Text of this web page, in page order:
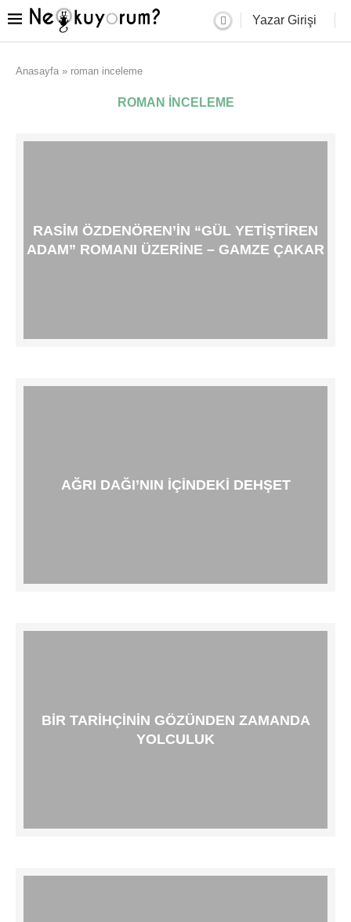
Yazar Girişi
Anasayfa » roman inceleme
ROMAN INCELEME
RASIM ÖZDENÖREN’IN “GÜL YETIŞTIREN
ADAM” ROMANI ÜZERINE – GAMZE ÇAKAR
AĞRI DAĞI’NIN İÇINDEKI DEHŞET
BIR TARIHÇININ GÖZÜNDEN ZAMANDA
YOLCULUK